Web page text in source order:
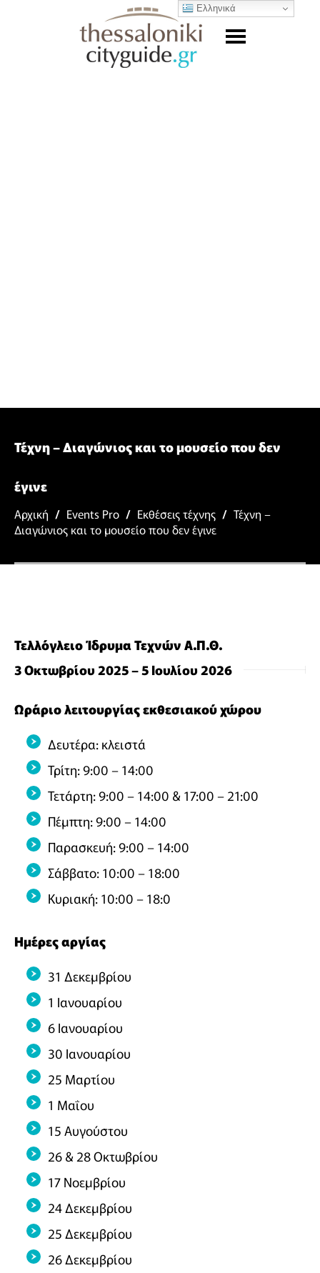
Τέχνη – Διαγώνιος και το μουσείο που δεν
έγινε
Αρχική / Events Pro / Εκθέσεις τέχνης / Τέχνη –
Διαγώνιος και το μουσείο που δεν έγινε
Τελλόγλειο Ίδρυμα Τεχνών Α.Π.Θ.
3 Οκτωβρίου 2025 – 5 Ιουλίου 2026
Ωράριο λειτουργίας εκθεσιακού χώρου
Δευτέρα: κλειστά
Τρίτη: 9:00 – 14:00
Τετάρτη: 9:00 – 14:00 & 17:00 – 21:00
Πέμπτη: 9:00 – 14:00
Παρασκευή: 9:00 – 14:00
Σάββατο: 10:00 – 18:00
Κυριακή: 10:00 – 18:0
Ημέρες αργίας
31 Δεκεμβρίου
1 Ιανουαρίου
6 Ιανουαρίου
30 Ιανουαρίου
25 Μαρτίου
1 Μαΐου
15 Αυγούστου
26 & 28 Οκτωβρίου
17 Νοεμβρίου
24 Δεκεμβρίου
25 Δεκεμβρίου
26 Δεκεμβρίου
Ελληνικά